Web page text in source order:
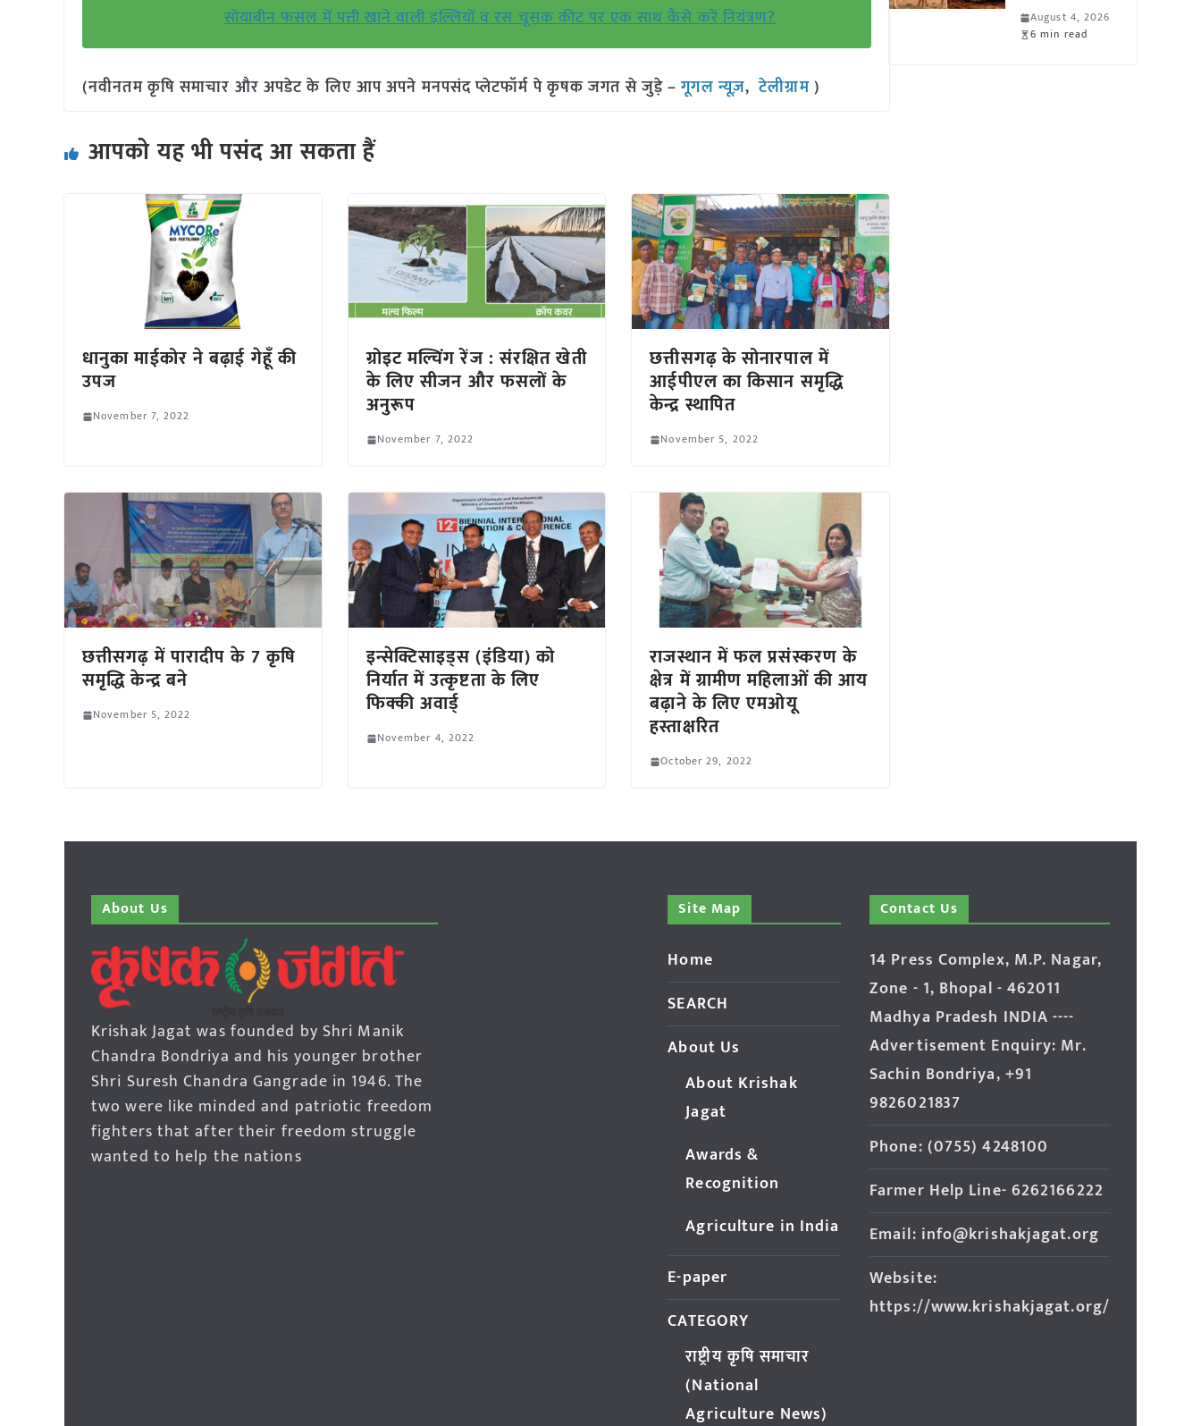
सोयाबीन फसल में पत्ती खाने वाली इल्लियों व रस चूसक कीट पर एक साथ कैसे करें नियंत्रण?
(नवीनतम कृषि समाचार और अपडेट के लिए आप अपने मनपसंद प्लेटफॉर्म पे कृषक जगत से जुड़े –गूगल न्यूज़,टेलीग्राम)
आपको यह भी पसंद आ सकता हैं
धानुका माईकोर ने बढ़ाई गेहूँ की
उपज
November 7, 2022
ग्रोइट मल्चिंग रेंज : संरक्षित खेती
के लिए सीजन और फसलों के
अनुरूप
November 7, 2022
छत्तीसगढ़ के सोनारपाल में
आईपीएल का किसान समृद्धि
केन्द्र स्थापित
November 5, 2022
छत्तीसगढ़ में पारादीप के 7 कृषि
समृद्धि केन्द्र बने
November 5, 2022
इन्सेक्टिसाइड्स (इंडिया) को
निर्यात में उत्कृष्टता के लिए
फिक्की अवार्ड्
November 4, 2022
राजस्थान में फल प्रसंस्करण के
क्षेत्र में ग्रामीण महिलाओं की आय
बढ़ाने के लिए एमओयू
हस्ताक्षरित
October 29, 2022
August 4, 2026
6 min read
About Us
Krishak Jagat was founded by Shri Manik
Chandra Bondriya and his younger brother
Shri Suresh Chandra Gangrade in 1946. The
two were like minded and patriotic freedom
fighters that after their freedom struggle
wanted to help the nations
Site Map
Home
SEARCH
About Us
About Krishak
Jagat
Awards &
Recognition
Agriculture in India
E-paper
CATEGORY
राष्ट्रीय कृषि समाचार
(National
Agriculture News)
Contact Us
14 Press Complex, M.P. Nagar,
Zone - 1, Bhopal - 462011
Madhya Pradesh INDIA ----
Advertisement Enquiry: Mr.
Sachin Bondriya, +91
9826021837
Phone: (0755) 4248100
Farmer Help Line- 6262166222
Email: info@krishakjagat.org
Website:
https://www.krishakjagat.org/